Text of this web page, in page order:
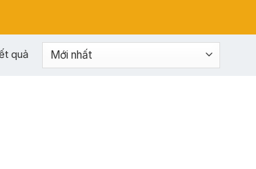
quảĐược
sắp